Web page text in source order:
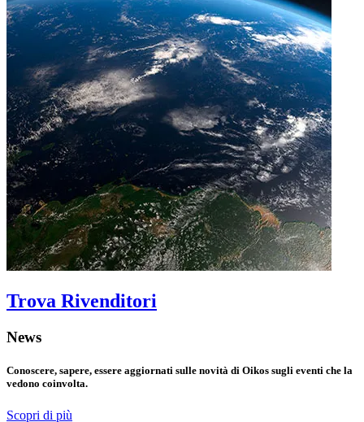
Trova Rivenditori
News
Conoscere, sapere, essere aggiornati sulle novità di Oikos sugli eventi che la
vedono coinvolta.
Scopri di più